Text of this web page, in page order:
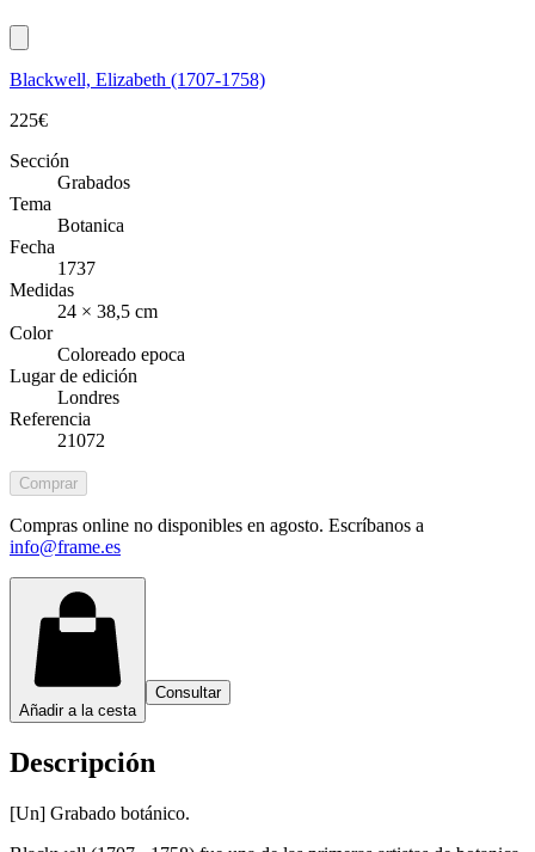
Blackwell, Elizabeth (1707-1758)
225€
Sección
Grabados
Tema
Botanica
Fecha
1737
Medidas
24 × 38,5 cm
Color
Coloreado epoca
Lugar de edición
Londres
Referencia
21072
Comprar
Compras online no disponibles en agosto. Escríbanos a
info@frame.es
Añadir a la cesta
Consultar
Descripción
[Un] Grabado botánico.